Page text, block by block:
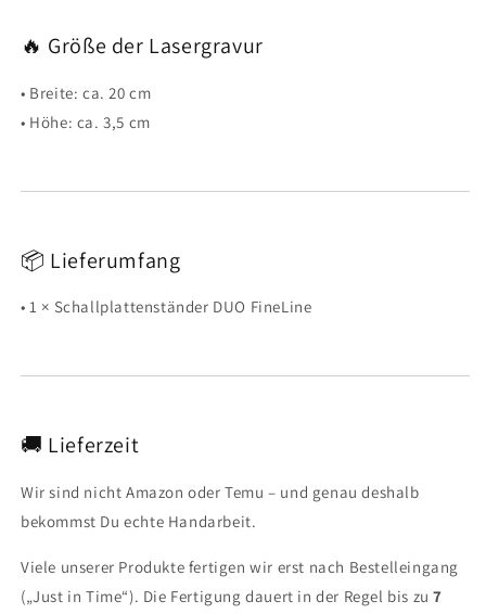
🔥 Größe der Lasergravur
• Breite: ca. 20 cm
• Höhe: ca. 3,5 cm
📦 Lieferumfang
• 1 × Schallplattenständer DUO FineLine
🚚 Lieferzeit
Wir sind nicht Amazon oder Temu – und genau deshalb
bekommst Du echte Handarbeit.
Viele unserer Produkte fertigen wir erst nach Bestelleingang
(„Just in Time“). Die Fertigung dauert in der Regel bis zu7